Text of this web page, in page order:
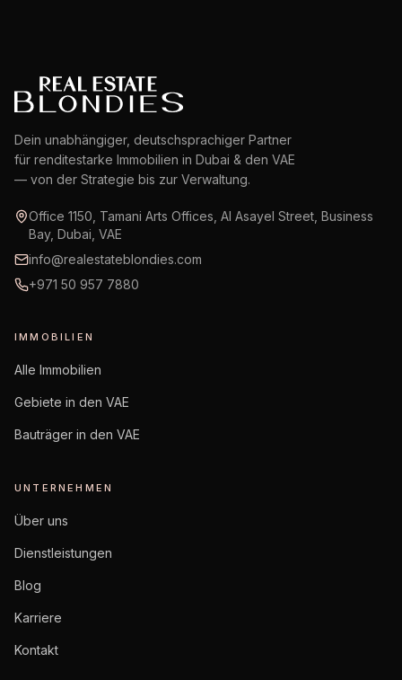
Dein unabhängiger, deutschsprachiger Partner
für renditestarke Immobilien in Dubai & den VAE
— von der Strategie bis zur Verwaltung.
Office 1150, Tamani Arts Offices, Al Asayel Street, Business
Bay, Dubai, VAE
info@realestateblondies.com
+971 50 957 7880
IMMOBILIEN
Alle Immobilien
Gebiete in den VAE
Bauträger in den VAE
UNTERNEHMEN
Über uns
Dienstleistungen
Blog
Karriere
Kontakt